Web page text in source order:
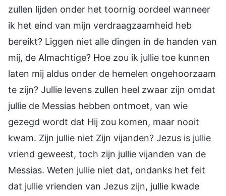
zullen lijden onder het toornig oordeel wanneer
ik het eind van mijn verdraagzaamheid heb
bereikt? Liggen niet alle dingen in de handen van
mij, de Almachtige? Hoe zou ik jullie toe kunnen
laten mij aldus onder de hemelen ongehoorzaam
te zijn? Jullie levens zullen heel zwaar zijn omdat
jullie de Messias hebben ontmoet, van wie
gezegd wordt dat Hij zou komen, maar nooit
kwam. Zijn jullie niet Zijn vijanden? Jezus is jullie
vriend geweest, toch zijn jullie vijanden van de
Messias. Weten jullie niet dat, ondanks het feit
dat jullie vrienden van Jezus zijn, jullie kwade